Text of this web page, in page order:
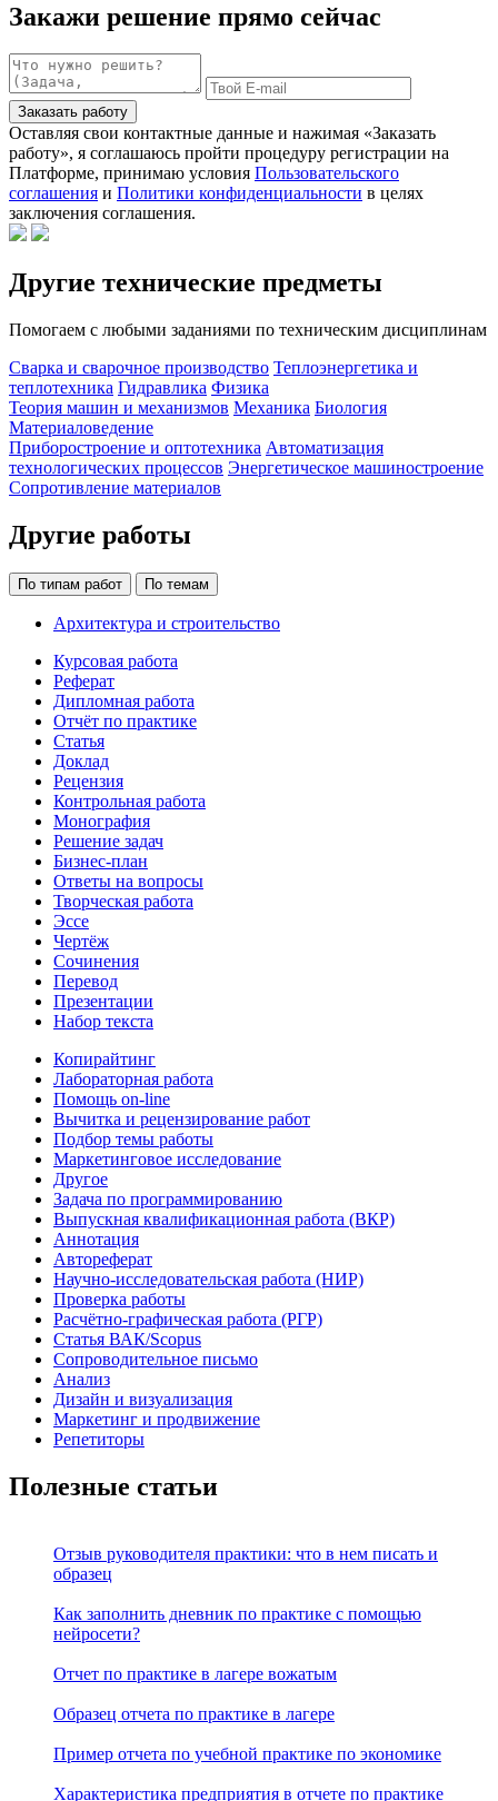
Закажи решение прямо сейчас
Заказать работу
Оставляя свои контактные данные и нажимая «Заказать
работу», я соглашаюсь пройти процедуру регистрации на
Платформе, принимаю условия Пользовательского
соглашения и Политики конфиденциальности в целях
заключения соглашения.
Другие технические предметы
Помогаем с любыми заданиями по техническим дисциплинам
Сварка и сварочное производство Теплоэнергетика и
теплотехника Гидравлика Физика
Теория машин и механизмов Механика Биология
Материаловедение
Приборостроение и оптотехника Автоматизация
технологических процессов Энергетическое машиностроение
Сопротивление материалов
Другие работы
По типам работ По темам
Архитектура и строительство
Курсовая работа
Реферат
Дипломная работа
Отчёт по практике
Статья
Доклад
Рецензия
Контрольная работа
Монография
Решение задач
Бизнес-план
Ответы на вопросы
Творческая работа
Эссе
Чертёж
Сочинения
Перевод
Презентации
Набор текста
Копирайтинг
Лабораторная работа
Помощь on-line
Вычитка и рецензирование работ
Подбор темы работы
Маркетинговое исследование
Другое
Задача по программированию
Выпускная квалификационная работа (ВКР)
Аннотация
Автореферат
Научно-исследовательская работа (НИР)
Проверка работы
Расчётно-графическая работа (РГР)
Статья ВАК/Scopus
Сопроводительное письмо
Анализ
Дизайн и визуализация
Маркетинг и продвижение
Репетиторы
Полезные статьи
Отзыв руководителя практики: что в нем писать и
образец
Как заполнить дневник по практике с помощью
нейросети?
Отчет по практике в лагере вожатым
Образец отчета по практике в лагере
Пример отчета по учебной практике по экономике
Характеристика предприятия в отчете по практике